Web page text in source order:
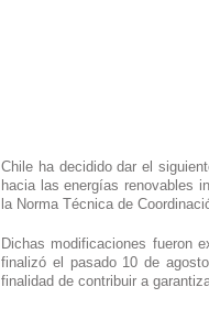
Chile ha decidido dar el
hacia las energías renovables
la Norma Técnica de
Dichas modificaciones fueron
finalizó el pasado 10 de